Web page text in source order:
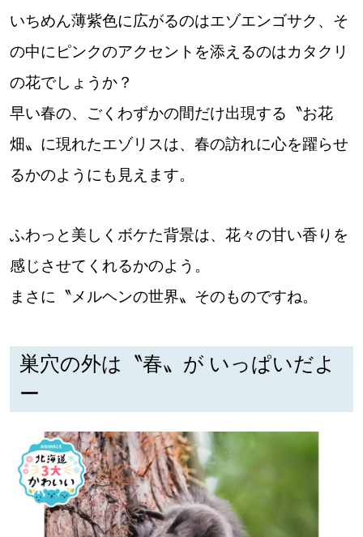
北海道で暮らす、あなたとつくる、
パートナーメディア Sitakkeパートナー
運営会社 広告掲載
【まったり楽しみたい】 札幌市
【札幌のお気に入りを見つけたい】
【道央のお気に入りを見つけたい】
【道東のお気に入りを見つけたい】
いちめん薄紫色に広がるのはエゾエンゴサク、そ
の中にピンクのアクセントを添えるのはカタクリ
の花でしょうか？
早い春の、ごくわずかの間だけ出現する〝お花
畑〟に現れたエゾリスは、春の訪れに心を躍らせ
るかのようにも見えます。
ふわっと美しくボケた背景は、花々の甘い香りを
感じさせてくれるかのよう。
まさに〝メルヘンの世界〟そのものですね。
巣穴の外は〝春〟が いっぱいだよ
ー